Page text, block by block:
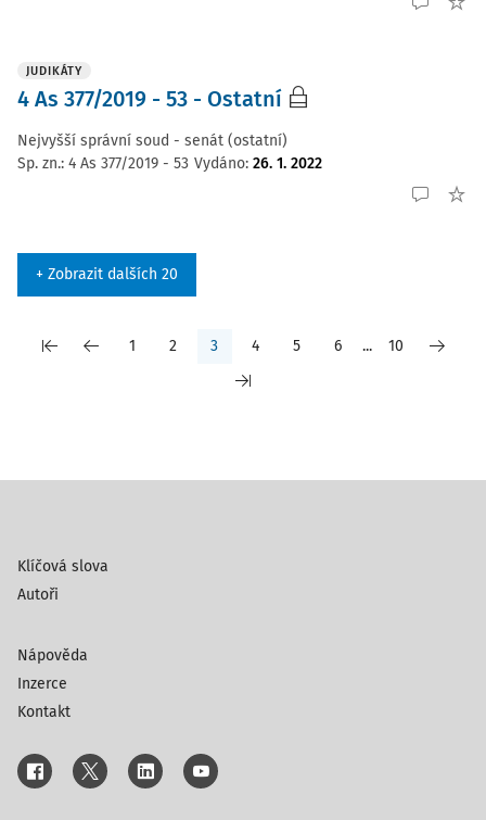
JUDIKÁTY
4 As 377/2019 - 53 - Ostatní
Nejvyšší správní soud - senát (ostatní)
Sp. zn.: 4 As 377/2019 - 53 Vydáno: 26. 1. 2022
+ Zobrazit dalších 20
1 2 3 4 5 6 ... 10
Klíčová slova
Autoři
Nápověda
Inzerce
Kontakt